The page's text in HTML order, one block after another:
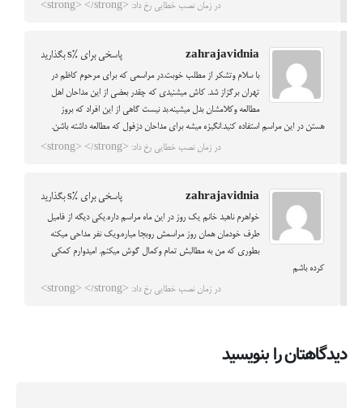
در زمان نصب خطایی رخ داد: <strong> </strong>
zahrajavidnia پاسخی برای %s بگذارید
با سلام وتشکر از مطلب خوبت.در مراسمی که برای مرحوم کاظم در
تهران برگزاز شد. کاش میشنیدی که چقدر بعضی از این مداحان اهل
مطالعه وکلامشان بدل میشینه.بد نیست گاهی از این افراد که بروز
هستن در این مراسم استفاده کنید.انگیزه میشه برای مداحان دزفول که مطالعه داشته باشن.
در زمان نصب خطایی رخ داد: <strong> </strong>
zahrajavidnia پاسخی برای %s بگذارید
خواهرم ناهید خانم یک روز در این ماه مراسم داره.یکی دیگه از فامیل
طرف خودمان همان روز مراسمش روبجا میاره.ویک نفر مداحی میکنه
بطوری که من به مطالبش تمام وکمال گوش میکنم. امیدوارم کمکی
کرده باشم
در زمان نصب خطایی رخ داد: <strong> </strong>
دیدگاهتان را بنویسید